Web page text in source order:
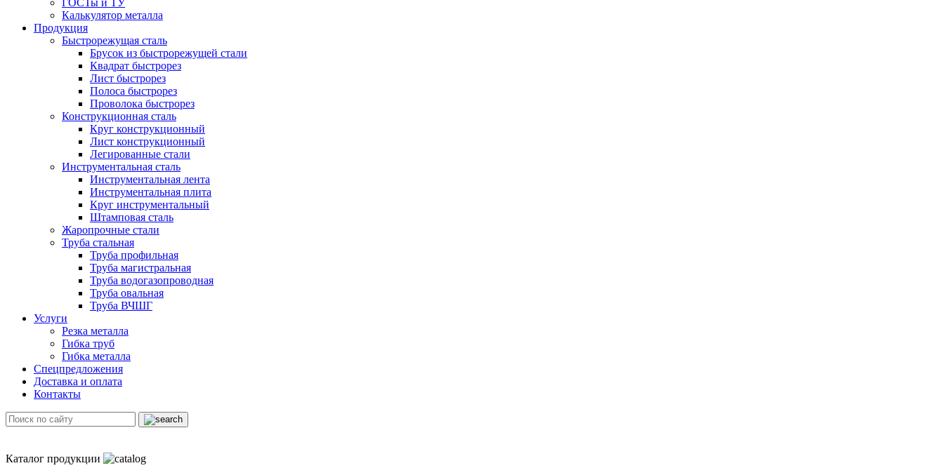
Калькулятор металла
Продукция
Быстрорежущая сталь
Брусок из быстрорежущей стали
Квадрат быстрорез
Лист быстрорез
Полоса быстрорез
Проволока быстрорез
Конструкционная сталь
Круг конструкционный
Лист конструкционный
Легированные стали
Инструментальная сталь
Инструментальная лента
Инструментальная плита
Круг инструментальный
Штамповая сталь
Жаропрочные стали
Труба стальная
Труба профильная
Труба магистральная
Труба водогазопроводная
Труба овальная
Труба ВЧШГ
Услуги
Резка металла
Гибка труб
Гибка металла
Спецпредложения
Доставка и оплата
Контакты
Каталог продукции